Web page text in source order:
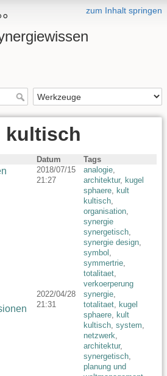
zum Inhalt springen
kultisch
Datum Tags
2018/07/15
21:27
analogie,
architektur, kugel
sphaere, kult
kultisch,
organisation,
synergie
synergetisch,
synergie design,
symbol ,
symmertrie,
totalitaet,
verkoerperung
2022/04/28
21:31
synergie,
totalitaet, kugel
sphaere, kult
kultisch, system,
netzwerk,
architektur,
synergetisch,
planung und